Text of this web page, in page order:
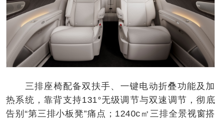
三排座椅配备双扶手、一键电动折叠功能及加
热系统，靠背支持131°无级调节与双速调节，彻底
告别“第三排小板凳”痛点；1240c㎡三排全景视窗搭